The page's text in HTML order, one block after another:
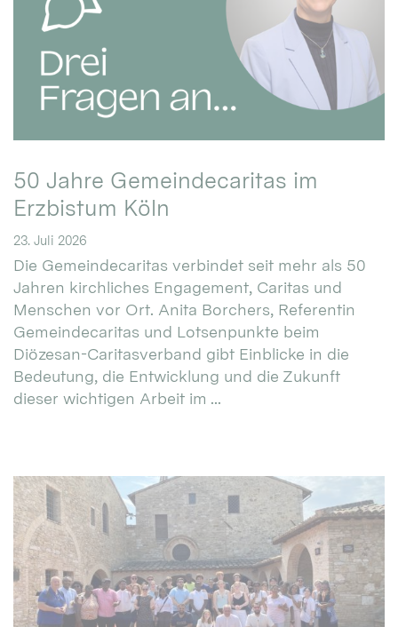
50 Jahre Gemeindecaritas im
Erzbistum Köln
23. Juli 2026
Die Gemeindecaritas verbindet seit mehr als 50
Jahren kirchliches Engagement, Caritas und
Menschen vor Ort. Anita Borchers, Referentin
Gemeindecaritas und Lotsenpunkte beim
Diözesan-Caritasverband gibt Einblicke in die
Bedeutung, die Entwicklung und die Zukunft
dieser wichtigen Arbeit im ...